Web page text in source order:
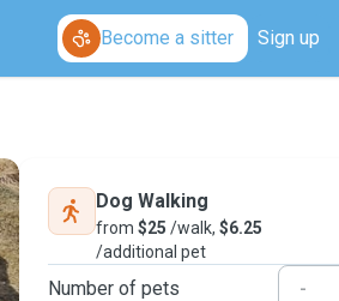
Become a sitter Sign up
Dog Walking
from $25 /walk, $6.25
/additional pet
Number of pets -